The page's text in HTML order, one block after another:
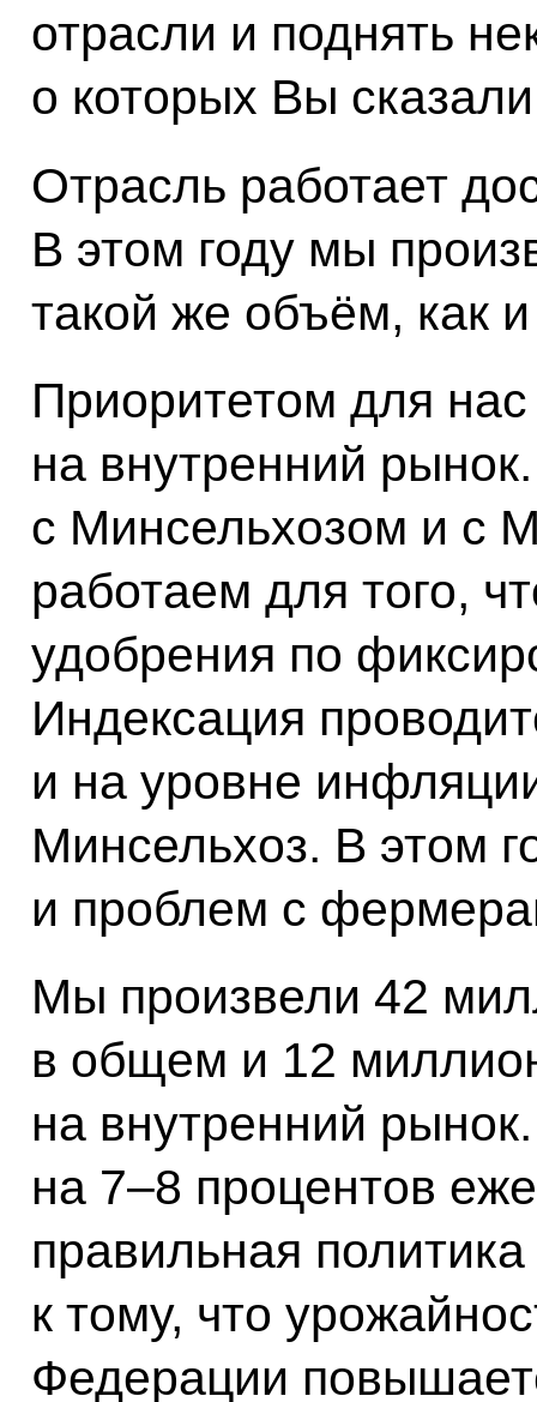
отрасли и поднять
о которых Вы
Отрасль работает
В этом году мы
такой же объём, как
Приоритетом для нас
на внутренний
с Минсельхозом и с
работаем для того,
удобрения по
Индексация
и на уровне
Минсельхоз. В этом
и проблем с
Мы произвели 42
в общем и 12
на внутренний
на 7–8 процентов
правильная
к тому, что
Федерации